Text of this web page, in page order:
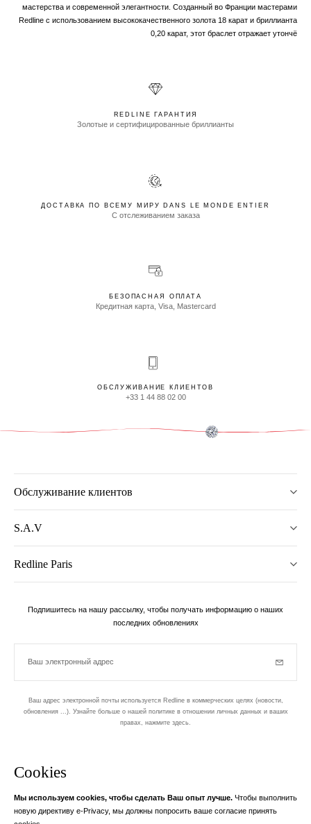
Cookies
Мы используем cookies, чтобы сделать Ваш опыт лучше. Чтобы выполнить
новую директиву e-Privacy, мы должны попросить ваше согласие принять
мастерства и современной элегантности. Созданный во Франции мастерами
Redline с использованием высококачественного золота 18 карат и бриллианта
0,20 карат, этот браслет отражает утончё
REDLINE ГАРАНТИЯ
Золотые и сертифицированные бриллианты
ДОСТАВКА ПО ВСЕМУ МИРУ DANS LE MONDE ENTIER
С отслеживанием заказа
БЕЗОПАСНАЯ ОПЛАТА
Кредитная карта, Visa, Mastercard
ОБСЛУЖИВАНИЕ КЛИЕНТОВ
+33 1 44 88 02 00
Обслуживание клиентов
S.A.V
Redline Paris
Подпишитесь на нашу рассылку, чтобы получать информацию о наших
последних обновлениях
Ваш электронный адрес
Ваш адрес электронной почты используется Redline в коммерческих целях (новости,
обновления ...). Узнайте больше о нашей политике в отношении личных данных и ваших
правах, нажмите здесь
Ваш адрес электронной почты